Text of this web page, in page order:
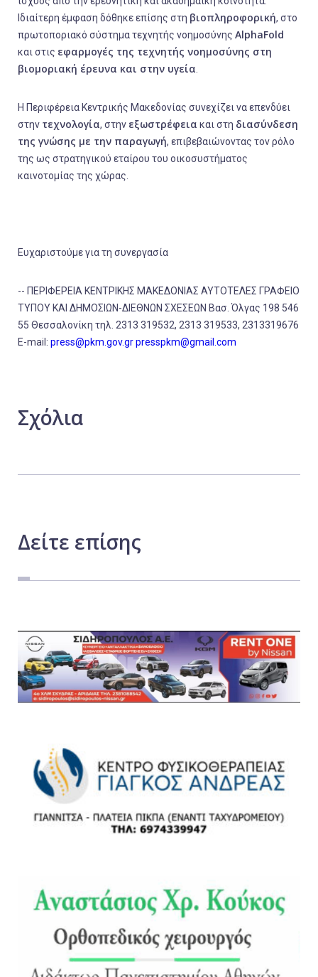
Ιδιαίτερη έμφαση δόθηκε επίσης στη βιοπληροφορική, στο
πρωτοποριακό σύστημα τεχνητής νοημοσύνης AlphaFold
και στις εφαρμογές της τεχνητής νοημοσύνης στη
βιομοριακή έρευνα και στην υγεία
Η Περιφέρεια Κεντρικής Μακεδονίας συνεχίζει να επενδύει
στην τεχνολογία, στην εξωστρέφεια και στη διασύνδεση
της γνώσης με την παραγωγή, επιβεβαιώνοντας τον ρόλο
της ως στρατηγικού εταίρου του οικοσυστήματος
καινοτομίας της χώρας.
Ευχαριστούμε για τη συνεργασία
-- ΠΕΡΙΦΕΡΕΙΑ ΚΕΝΤΡΙΚΗΣ ΜΑΚΕΔΟΝΙΑΣ ΑΥΤΟΤΕΛΕΣ ΓΡΑΦΕΙΟ
ΤΥΠΟΥ ΚΑΙ ΔΗΜΟΣΙΩΝ-ΔΙΕΘΝΩΝ ΣΧΕΣΕΩΝ Βασ. Όλγας 198 546
55 Θεσσαλονίκη τηλ. 2313 319532, 2313 319533, 2313319676
E-mail: press@pkm.gov.grpresspkm@gmail.com
Σχόλια
Δείτε επίσης